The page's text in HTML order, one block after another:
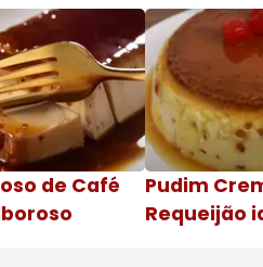
de Café
Pudim
Requeijão